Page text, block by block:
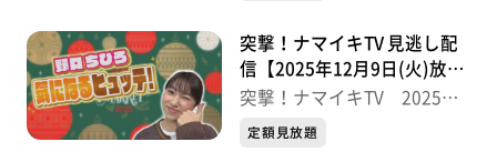
突撃！ナマイキTV 見逃し配
信【2025年12月9日(火)放送
分】
突撃！ナマイキTV 2025後
半
定額見放題